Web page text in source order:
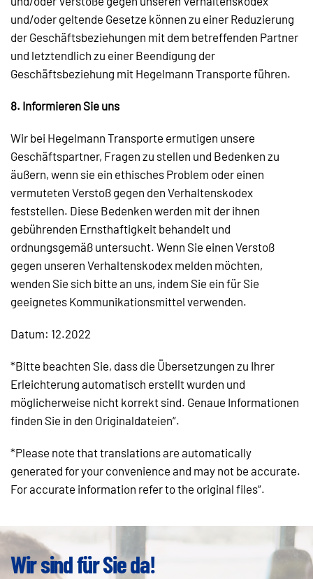
und/oder geltende Gesetze können zu einer Reduzierung
der Geschäftsbeziehungen mit dem betreffenden Partner
und letztendlich zu einer Beendigung der
Geschäftsbeziehung mit Hegelmann Transporte führen.
8. Informieren Sie uns
Wir bei Hegelmann Transporte ermutigen unsere
Geschäftspartner, Fragen zu stellen und Bedenken zu
äußern, wenn sie ein ethisches Problem oder einen
vermuteten Verstoß gegen den Verhaltenskodex
feststellen. Diese Bedenken werden mit der ihnen
gebührenden Ernsthaftigkeit behandelt und
ordnungsgemäß untersucht. Wenn Sie einen Verstoß
gegen unseren Verhaltenskodex melden möchten,
wenden Sie sich bitte an uns, indem Sie ein für Sie
geeignetes Kommunikationsmittel verwenden.
Datum: 12.2022
*Bitte beachten Sie, dass die Übersetzungen zu Ihrer
Erleichterung automatisch erstellt wurden und
möglicherweise nicht korrekt sind. Genaue Informationen
finden Sie in den Originaldateien“.
*Please note that translations are automatically
generated for your convenience and may not be accurate.
For accurate information refer to the original files“.
Wir sind für Sie da!